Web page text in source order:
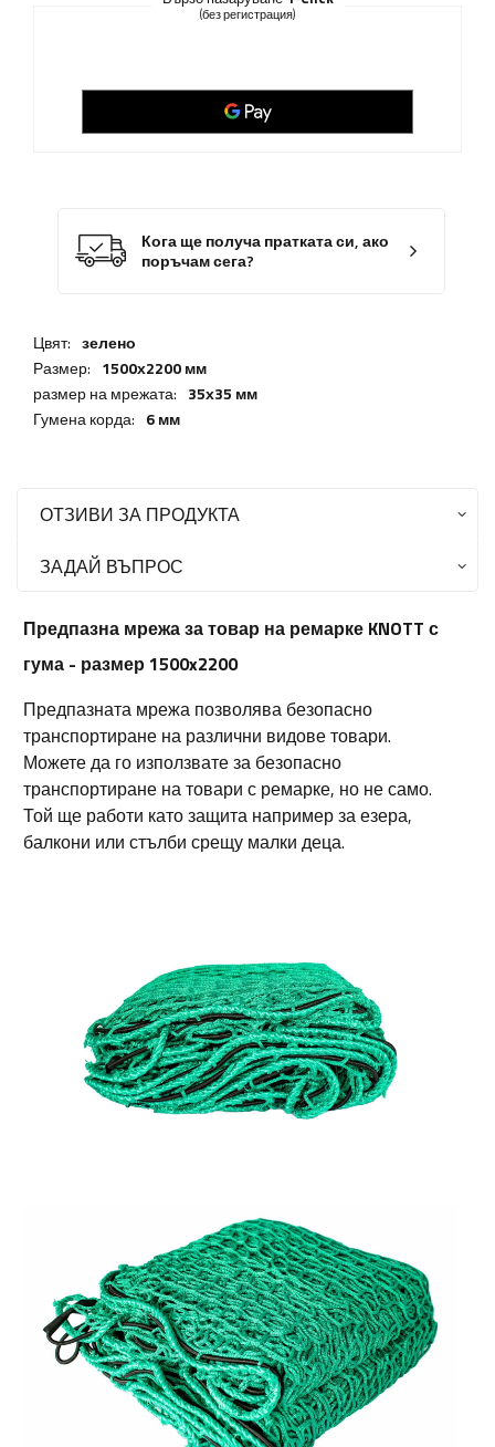
(без регистрация)
Кога ще получа пратката си, ако
поръчам сега?
Цвят: зелено
Размер: 1500х2200 мм
размер на мрежата: 35х35 мм
Гумена корда: 6 мм
ОТЗИВИ ЗА ПРОДУКТА
ЗАДАЙ ВЪПРОС
Предпазна мрежа за товар на ремарке KNOTT с
гума - размер 1500x2200
Предпазната мрежа позволява безопасно
транспортиране на различни видове товари.
Можете да го използвате за безопасно
транспортиране на товари с ремарке, но не само.
Той ще работи като защита например за езера,
балкони или стълби срещу малки деца.